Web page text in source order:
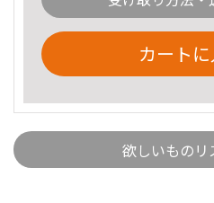
カート
欲しいものリ